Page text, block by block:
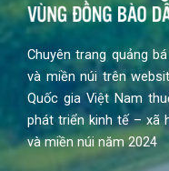
Chuyên trang quảng
và miền núi trên
Quốc gia Việt Nam
phát triển kinh tế – xã
và miền núi năm 2024